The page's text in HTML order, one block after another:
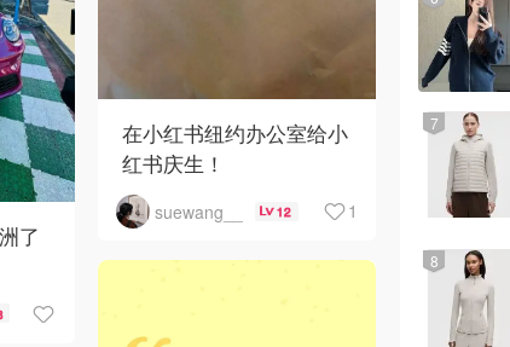
在小红书纽约办公室给小
红书庆生！
suewang__ 12 1
了